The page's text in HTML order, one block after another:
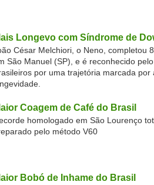
Longevo com Síndrome de
César Melchiori, o Neno, completou
São Manuel (SP), e é reconhecido
por uma trajetória marcada por
Coagem de Café do Brasil
homologado em São Lourenço
pelo método V60
Bobó de Inhame do Brasil